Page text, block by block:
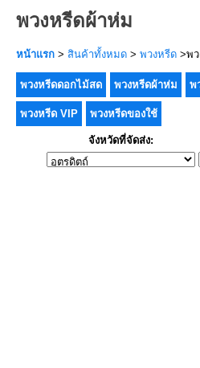
พวงหรีดผ้าห่ม
หน้าแรก > สินค้าทั้งหมด > พวงหรีด >พ
พวงหรีดดอกไม้สด พวงหรีดผ้าห่ม พ
พวงหรีด VIP พวงหรีดของใช้
จังหวัดที่จัดส่ง: